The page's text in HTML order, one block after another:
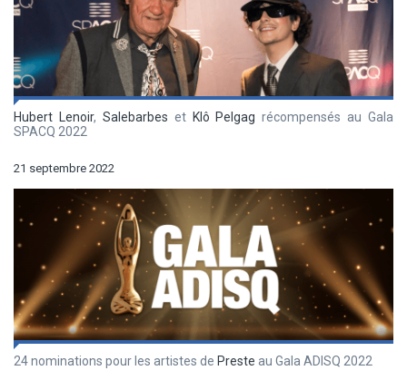
Hubert Lenoir, Salebarbes et Klô Pelgag récompensés au Gala
SPACQ 2022
21 septembre 2022
24 nominations pour les artistes de Preste au Gala ADISQ 2022